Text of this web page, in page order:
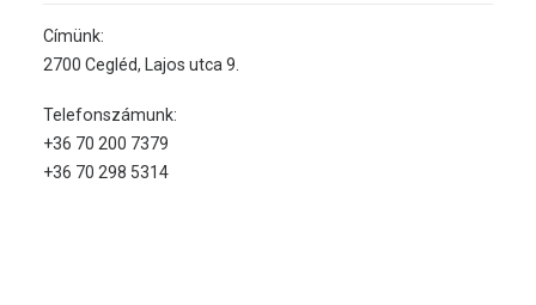
Címünk:
2700 Cegléd, Lajos utca 9.
Telefonszámunk:
+36 70 200 7379
+36 70 298 5314